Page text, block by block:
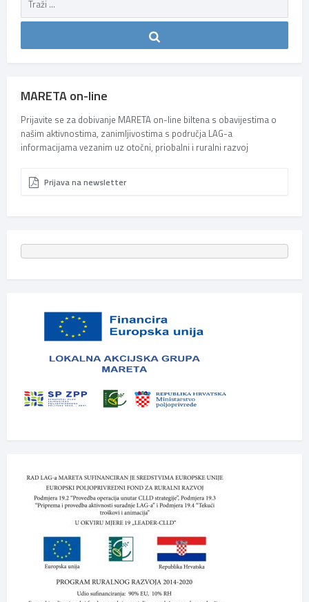
MARETA on-line
Prijavite se za dobivanje MARETA on-line biltena s obavijestima o
našim aktivnostima, zanimljivostima s područja LAG-a
informacijama vezanim uz otočni, priobalni i ruralni razvoj
Prijava na newsletter